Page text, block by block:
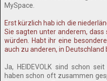
MySpace.
Erst kürzlich hab ich die
Sie sagten unter anderem,
würden. Habt ihr eine
auch zu anderen, in Deutschland
Ja, HEIDEVOLK sind schon
haben schon oft zusammen